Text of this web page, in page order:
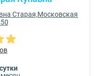
Старая,Московская